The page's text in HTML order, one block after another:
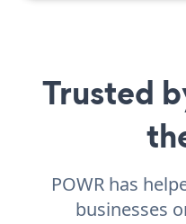
Trusted
POWR has
businesses